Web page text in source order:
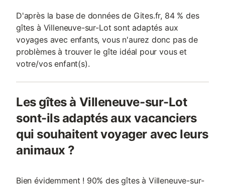
D'après la base de données de Gites.fr, 84 % des
gîtes à Villeneuve-sur-Lot sont adaptés aux
voyages avec enfants, vous n'aurez donc pas de
problèmes à trouver le gîte idéal pour vous et
votre/vos enfant(s).
Les gîtes à Villeneuve-sur-Lot
sont-ils adaptés aux vacanciers
qui souhaitent voyager avec leurs
animaux ?
Bien évidemment ! 90% des gîtes à Villeneuve-sur-